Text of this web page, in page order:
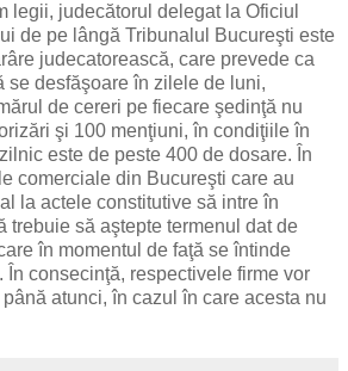
legii, judecătorul delegat la Oficiul
de pe lângă Tribunalul Bucureşti este
judecatorească, care prevede ca
se desfăşoare în zilele de luni,
de cereri pe fiecare şedinţă nu
şi 100 menţiuni, în condiţiile în
este de peste 400 de dosare. În
comerciale din Bucureşti care au
la actele constitutive să intre în
trebuie să aştepte termenul dat de
în momentul de faţă se întinde
În consecinţă, respectivele firme vor
atunci, în cazul în care acesta nu